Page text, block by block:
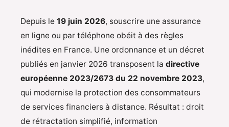
Depuis le 19 juin 2026, souscrire une assurance
en ligne ou par téléphone obéit à des règles
inédites en France. Une ordonnance et un décret
publiés en janvier 2026 transposent la directive
européenne 2023/2673 du 22 novembre 2023,
qui modernise la protection des consommateurs
de services financiers à distance. Résultat : droit
de rétractation simplifié, information